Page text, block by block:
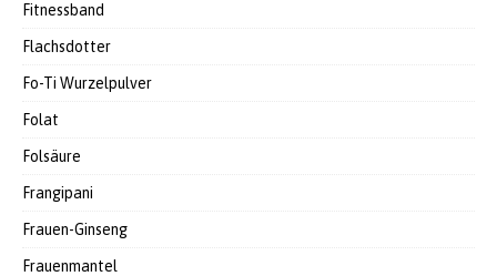
Fitnessband
Flachsdotter
Fo-Ti Wurzelpulver
Folat
Folsäure
Frangipani
Frauen-Ginseng
Frauenmantel